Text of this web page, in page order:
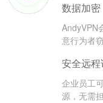
数据加密
AndyVPN
意行为者
安全远程
企业员工
源，无需